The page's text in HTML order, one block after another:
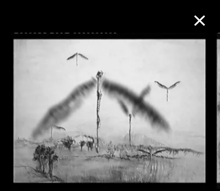
M+藏品
进一步筛选
关于M+藏品
探索世界顶级的二十及二十一世纪视觉